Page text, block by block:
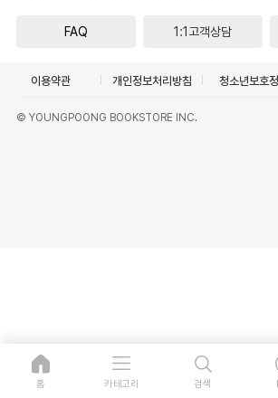
FAQ 1:1고객상담
이용약관 개인정보처리방침 청소년보호
© YOUNGPOONG BOOKSTORE INC.
홈 카테고리 검색